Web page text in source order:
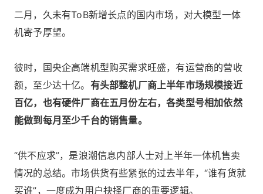
二月，久未有ToB新增长点的国内市场，对大模型一体
机寄予厚望。
彼时，国央企高端机型购买需求旺盛，有运营商的营收
额，至少达十亿。 有头部整机厂商上半年市场规模接近
百亿，也有硬件厂商在五月份左右，各类型号相加依然
能做到每月至少千台的销售量。
“供不应求”，是浪潮信息内部人士对上半年一体机售卖
情况的总结。市场供货有些紧张的过去半年，“谁有货就
买谁”，一度成为用户抉择厂商的重要逻辑。